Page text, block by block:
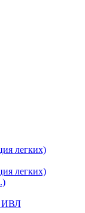
легких)
легких)
ИВЛ